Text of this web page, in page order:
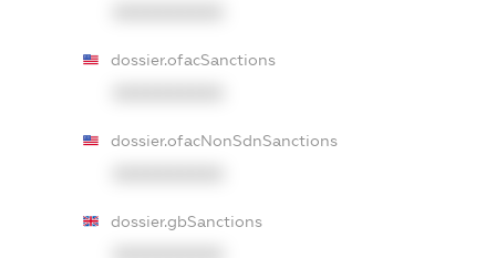
dossier.ofacSanctions
dossier.ofacNonSdnSanctions
dossier.gbSanctions